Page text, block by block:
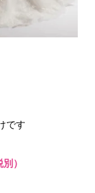
です
）